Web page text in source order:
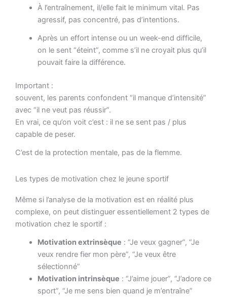
À l’entraînement, il/elle fait le minimum vital. Pas
agressif, pas concentré, pas d’intentions.
Après un effort intense ou un week-end difficile,
on le sent “éteint”, comme s’il ne croyait plus qu’il
pouvait faire la différence.
Important :
souvent, les parents confondent “il manque d’intensité”
avec “il ne veut pas réussir”.
En vrai, ce qu’on voit c’est : il ne se sent pas / plus
capable de peser.
C’est de la protection mentale, pas de la flemme.
Les types de motivation chez le jeune sportif
Même si l’analyse de la motivation est en réalité plus
complexe, on peut distinguer essentiellement 2 types de
motivation chez le sportif :
Motivation extrinsèque : “Je veux gagner”, “Je
veux rendre fier mon père”, “Je veux être
sélectionné”
Motivation intrinsèque : “J’aime jouer”, “J’adore ce
sport”, “Je me sens bien quand je m’entraîne”